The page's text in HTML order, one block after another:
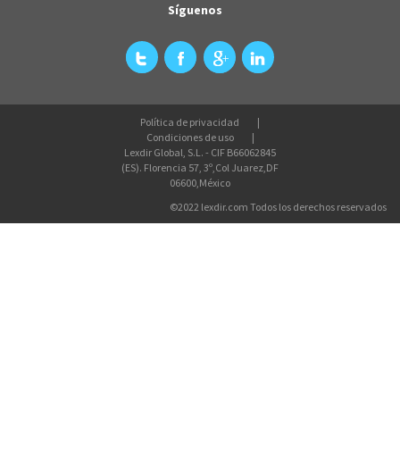
Síguenos
Política de privacidad
Condiciones de uso
Lexdir Global, S.L. - CIF B66062845
(ES). Florencia 57, 3º,Col Juarez,DF
06600,México
©2022 lexdir.com Todos los derechos reservados